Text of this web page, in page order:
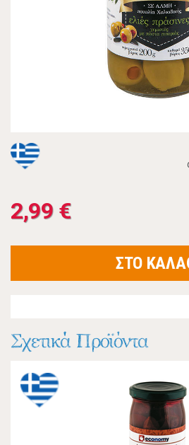
2,99 €
ΣΤΟ
Σχετικά Προϊόντα